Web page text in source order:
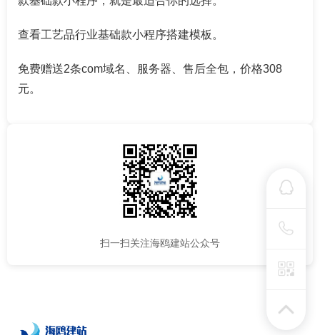
查看工艺品行业基础款小程序搭建模板 。
免费赠送2条com域名、服务器、售后全包，价格308
元。
扫一扫关注海鸥建站公众号